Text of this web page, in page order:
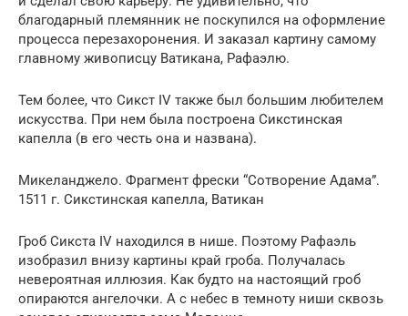
благодарный племянник не поскупился на оформление
процесса перезахоронения. И заказал картину самому
главному живописцу Ватикана, Рафаэлю.
Тем более, что Сикст IV также был большим любителем
искусства. При нем была построена Сикстинская
капелла (в его честь она и названа).
Микеланджело. Фрагмент фрески “Сотворение Адама”.
1511 г. Сикстинская капелла, Ватикан
Гроб Сикста IV находился в нише. Поэтому Рафаэль
изобразил внизу картины край гроба. Получалась
невероятная иллюзия. Как будто на настоящий гроб
опираются ангелочки. А с небес в темноту ниши сквозь